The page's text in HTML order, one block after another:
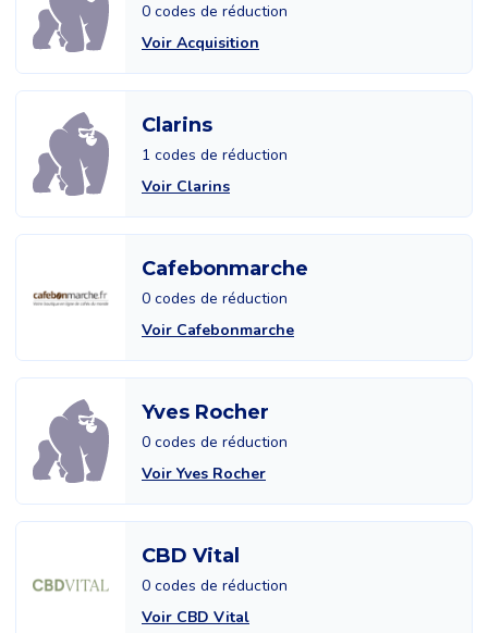
0 codes de réduction
Voir Acquisition
Clarins
1 codes de réduction
Voir Clarins
Cafebonmarche
0 codes de réduction
Voir Cafebonmarche
Yves Rocher
0 codes de réduction
Voir Yves Rocher
CBD Vital
0 codes de réduction
Voir CBD Vital